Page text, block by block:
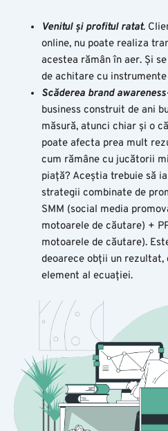
Venitul și profitul ratat.
online, nu poate realiza
acestea rămân în aer. Și
de achitare cu
Scăderea brand
business construit de ani
măsură, atunci chiar și o
poate afecta prea mult
cum rămâne cu jucătorii
piață? Aceștia trebuie să
strategii combinate de
SMM (social media
motoarele de căutare) +
motoarele de căutare).
deoarece obții un rezultat,
element al ecuației.